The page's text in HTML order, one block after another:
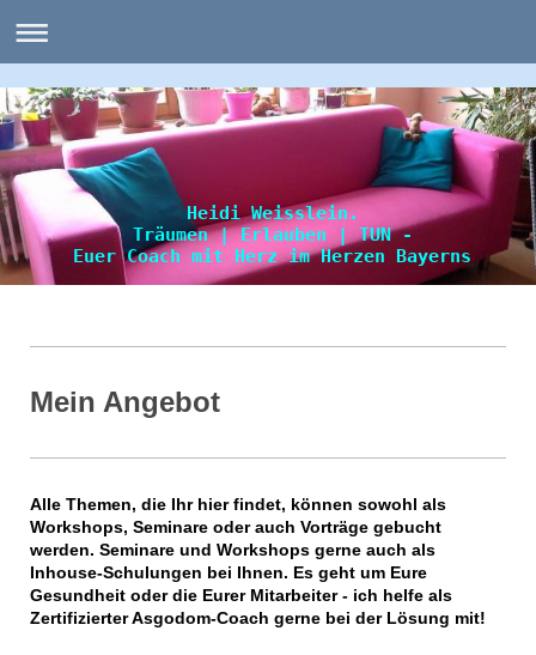
Heidi Weisslein.
Träumen | Erlauben | TUN -
Euer Coach mit Herz im Herzen Bayerns
Mein Angebot
Alle Themen, die Ihr hier findet, können sowohl als
Workshops, Seminare oder auch Vorträge gebucht
werden. Seminare und Workshops gerne auch als
Inhouse-Schulungen bei Ihnen. Es geht um Eure
Gesundheit oder die Eurer Mitarbeiter - ich helfe als
Zertifizierter Asgodom-Coach gerne bei der Lösung mit!